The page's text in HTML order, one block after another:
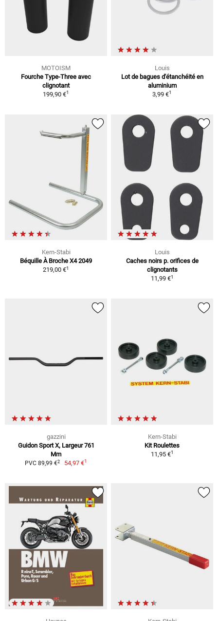
MOTOISM
Fourche Type-Three avec
clignotant
199,90 €1
Louis
Lot de bagues d'étanchéité en
aluminium
3,99 €1
Kern-Stabi
Béquille À Broche X4 2049
219,00 €1
Louis
Caches noirs p. orifices de
clignotants
11,99 €1
gazzini
Guidon Sport X, Largeur 761
Mm
PVC 89,99 €2 54,97 €1
Kern-Stabi
Kit Roulettes
11,95 €1